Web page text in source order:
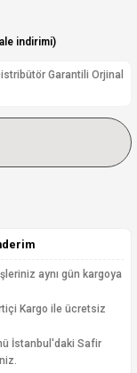
indirimi)
Garantili Orjinal
aynı gün kargoya
Kargo ile ücretsiz
İstanbul'daki Safir